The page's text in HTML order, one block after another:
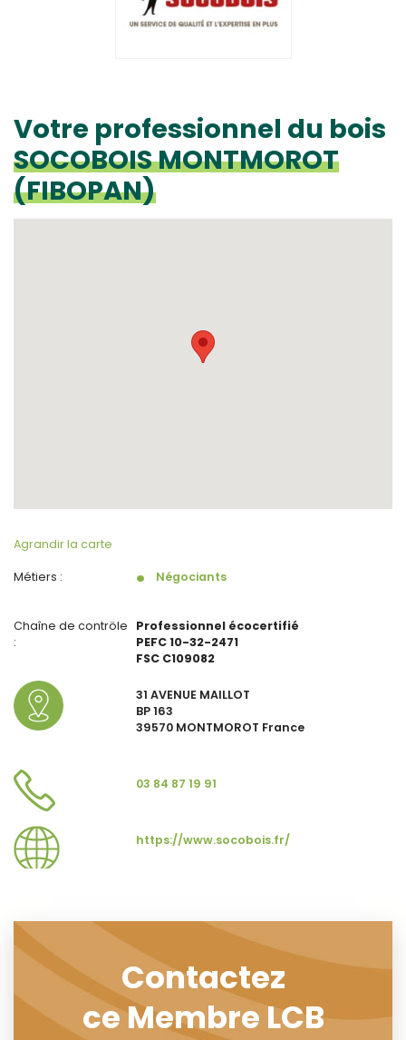
Votre professionnel du bois
SOCOBOIS MONTMOROT
(FIBOPAN)
Agrandir la carte
Métiers : Négociants
Chaîne de contröle
:
Professionnel écocertifié
PEFC 10-32-2471
FSC C109082
31 AVENUE MAILLOT
BP 163
39570 MONTMOROT France
03 84 87 19 91
https://www.socobois.fr/
Contactez
ce Membre LCB